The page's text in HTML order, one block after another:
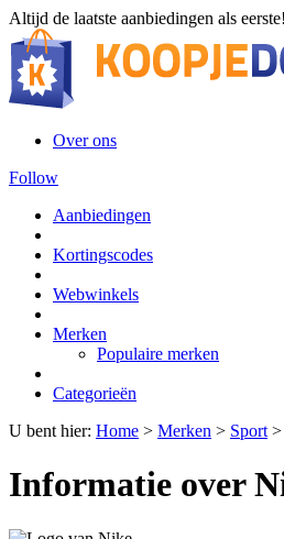
Altijd de laatste aanbiedingen als eerste!
Over ons
Follow
Aanbiedingen
Kortingscodes
Webwinkels
Merken
Populaire merken
Categorieën
U bent hier: Home > Merken > Sport >
Informatie over